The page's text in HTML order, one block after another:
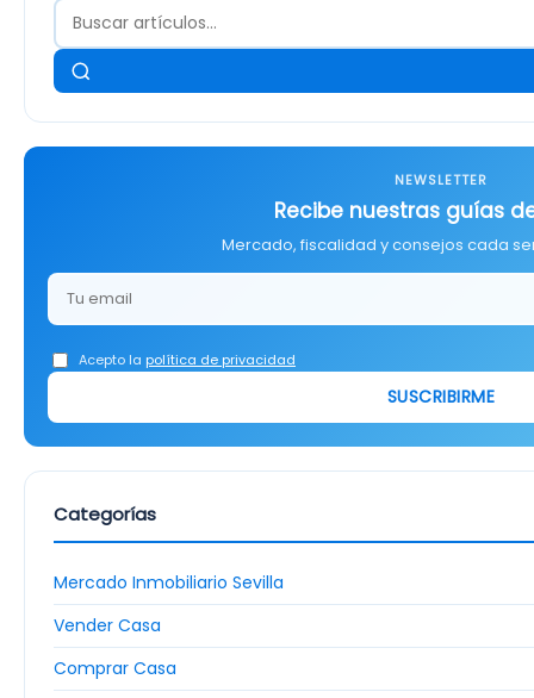
NEWSLETTER
Recibe nuestras guías
Mercado, fiscalidad y consejos cada
Acepto la política de privacidad
SUSCRIBIRME
Categorías
Mercado Inmobiliario Sevilla
Vender Casa
Comprar Casa